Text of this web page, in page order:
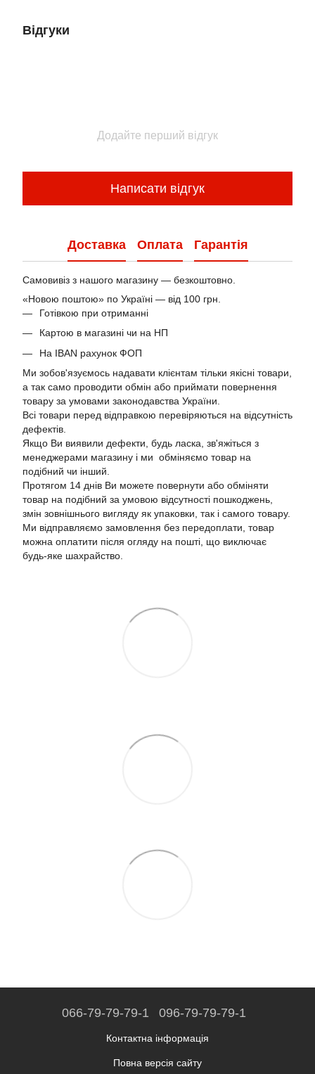
Відгуки
Додайте перший відгук
Написати відгук
Доставка Оплата Гарантія
Самовивіз з нашого магазину — безкоштовно.
«Новою поштою» по Україні — від 100 грн.
Готівкою при отриманні
Картою в магазині чи на НП
На IBAN рахунок ФОП
Ми зобов'язуємось надавати клієнтам тільки якісні товари,
а так само проводити обмін або приймати повернення
товару за умовами законодавства України.
Всі товари перед відправкою перевіряються на відсутність
дефектів.
Якщо Ви виявили дефекти, будь ласка, зв'яжіться з
менеджерами магазину і ми обміняємо товар на
подібний чи інший.
Протягом 14 днів Ви можете повернути або обміняти
товар на подібний за умовою відсутності пошкоджень,
змін зовнішнього вигляду як упаковки, так і самого товару.
Ми відправляємо замовлення без передоплати, товар
можна оплатити після огляду на пошті, що виключає
будь-яке шахрайство.
066-79-79-79-1 096-79-79-79-1
Контактна інформація
Повна версія сайту